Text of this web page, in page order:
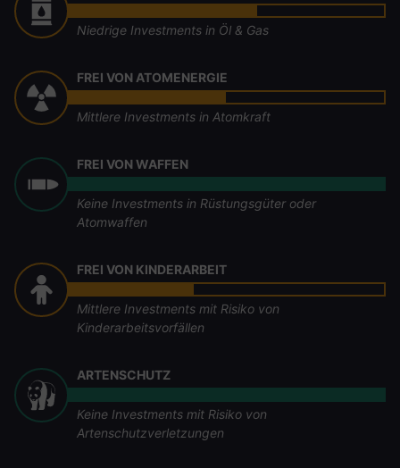
Niedrige Investments in Öl & Gas
FREI VON ATOMENERGIE
Mittlere Investments in Atomkraft
FREI VON WAFFEN
Keine Investments in Rüstungsgüter oder
Atomwaffen
FREI VON KINDERARBEIT
Mittlere Investments mit Risiko von
Kinderarbeitsvorfällen
ARTENSCHUTZ
Keine Investments mit Risiko von
Artenschutzverletzungen